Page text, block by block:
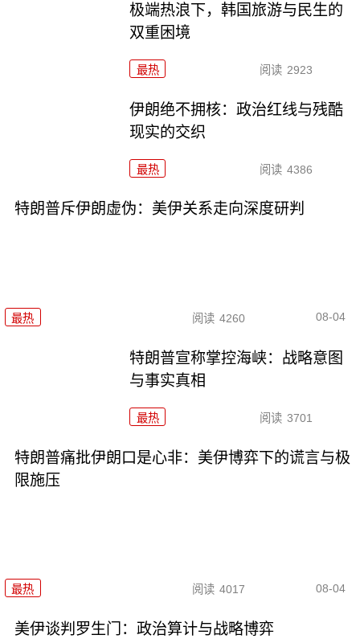
极端热浪下，韩国旅游与民生的
双重困境
最热 阅读 2923
伊朗绝不拥核：政治红线与残酷
现实的交织
最热 阅读 4386
特朗普斥伊朗虚伪：美伊关系走向深度研判
最热 阅读 4260 08-04
特朗普宣称掌控海峡：战略意图
与事实真相
最热 阅读 3701
特朗普痛批伊朗口是心非：美伊博弈下的谎言与极
限施压
最热 阅读 4017 08-04
美伊谈判罗生门：政治算计与战略博弈